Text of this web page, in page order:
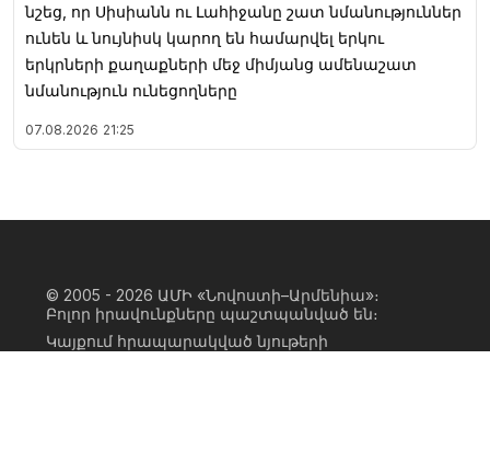
նշեց, որ Սիսիանն ու Լահիջանը շատ նմանություններ
ունեն և նույնիսկ կարող են համարվել երկու
երկրների քաղաքների մեջ միմյանց ամենաշատ
նմանություն ունեցողները
07.08.2026 21:25
© 2005 - 2026 ԱՄԻ «Նովոստի–Արմենիա»։
Բոլոր իրավունքները պաշտպանված են։
Կայքում հրապարակված նյութերի